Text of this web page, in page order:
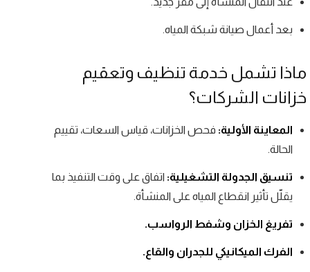
بعد أعمال صيانة شبكة المياه.
ماذا تشمل خدمة تنظيف وتعقيم
خزانات الشركات؟
المعاينة الأولية: فحص الخزانات، قياس السعات، تقييم
الحالة.
تنسيق الجدولة التشغيلية: اتفاق على وقت التنفيذ بما
يقلّل تأثير انقطاع المياه على المنشأة.
تفريغ الخزان وشفط الرواسب.
الفرك الميكانيكي للجدران والقاع.